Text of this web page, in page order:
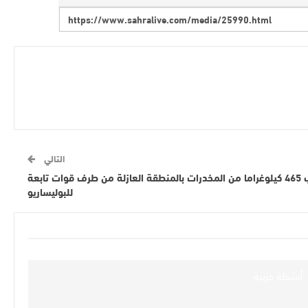
التالي
تفاصيل احباط عملية تهريب 465 كيلوغراما من المخدرات بالمنطقة العازلة من طرف قوات تابعة
للبوليساريو‎